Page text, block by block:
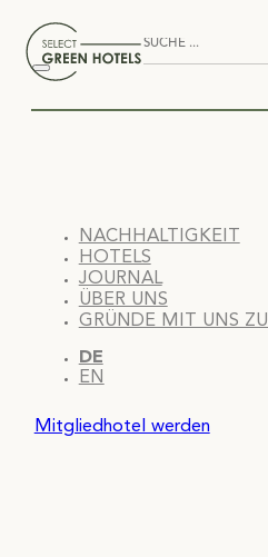
NACHHALTIGKEIT
HOTELS
JOURNAL
ÜBER UNS
GRÜNDE MIT UNS
DE
EN
Mitgliedhotel werden